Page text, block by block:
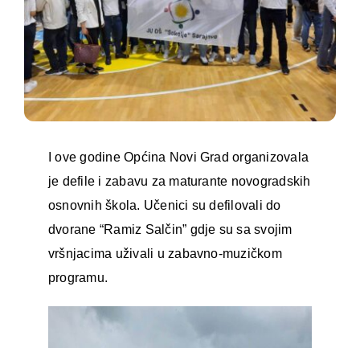
I ove godine Općina Novi Grad organizovala
je defile i zabavu za maturante novogradskih
osnovnih škola. Učenici su defilovali do
dvorane “Ramiz Salčin” gdje su sa svojim
vršnjacima uživali u zabavno-muzičkom
programu.